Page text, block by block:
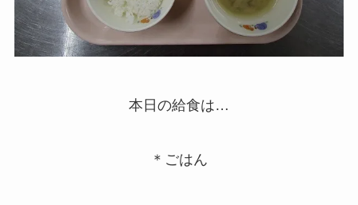
本日の給食は…
＊ごはん